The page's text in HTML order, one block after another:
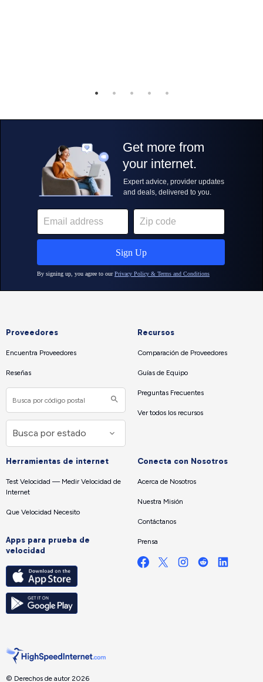
Proveedores
Encuentra Proveedores
Reseñas
Recursos
Comparación de Proveedores
Guías de Equipo
Preguntas Frecuentes
Ver todos los recursos
Herramientas de internet
Test Velocidad — Medir Velocidad de
Internet
Que Velocidad Necesito
Apps para prueba de
velocidad
Conecta con Nosotros
Acerca de Nosotros
Nuestra Misión
Contáctanos
Prensa
© Derechos de autor 2026